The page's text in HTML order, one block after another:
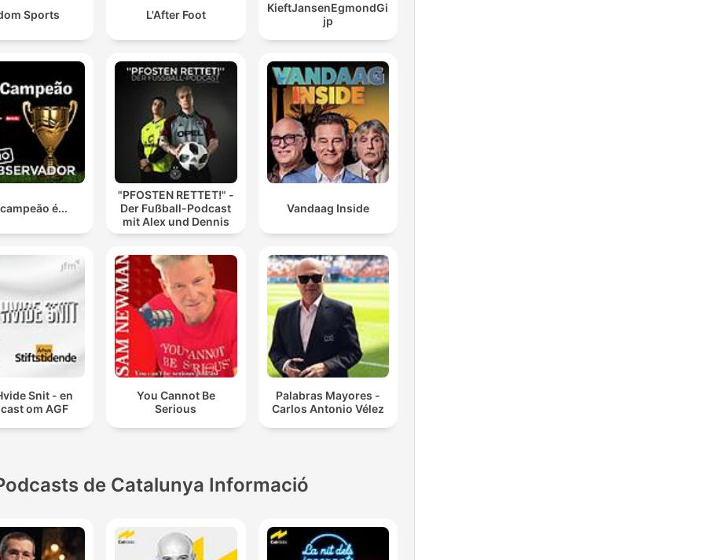
Sports L'After Foot
KieftJansenEgmondGi
jp
é...
"PFOSTEN RETTET!" -
Der Fußball-Podcast
mit Alex und Dennis
Vandaag Inside
Snit - en
om AGF
You Cannot Be
Serious
Palabras Mayores -
Carlos Antonio Vélez
de Catalunya Informació